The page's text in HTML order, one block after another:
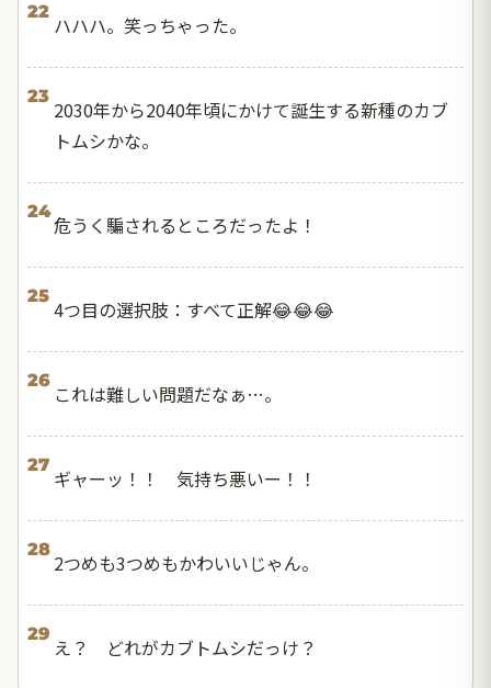
22
ハハハ。笑っちゃった。
23
2030年から2040年頃にかけて誕生する新種のカブ
トムシかな。
24
危うく騙されるところだったよ！
25
4つ目の選択肢：すべて正解😂😂😂
26
これは難しい問題だなぁ…。
27
ギャーッ！！ 気持ち悪いー！！
28
2つめも3つめもかわいいじゃん。
29
え？ どれがカブトムシだっけ？